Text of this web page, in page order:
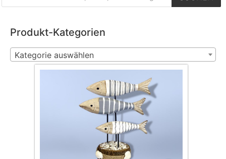
Produkt-Kategorien
Kategorie auswählen